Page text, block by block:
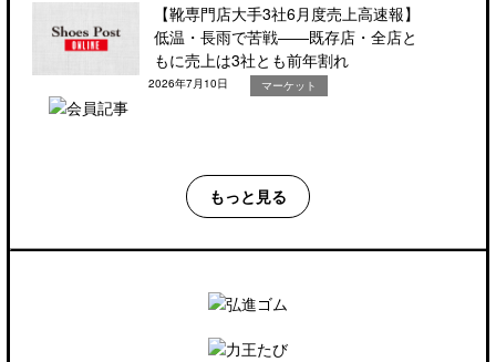
【靴専門店大手3社6月度売上高速報】
低温・長雨で苦戦――既存店・全店と
もに売上は3社とも前年割れ
2026年7月10日 マーケット
もっと見る